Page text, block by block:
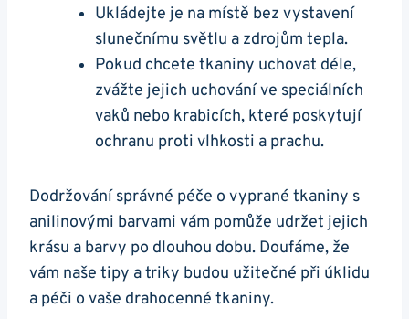
Ukládejte je na místě bez vystavení
slunečnímu světlu a zdrojům tepla.
Pokud chcete tkaniny uchovat déle,
zvážte jejich uchování ve speciálních
vaků nebo krabicích, které poskytují
ochranu proti vlhkosti a prachu.
Dodržování správné péče o vyprané tkaniny s
anilinovými barvami vám pomůže udržet jejich
krásu a barvy po dlouhou dobu. Doufáme, že
vám naše tipy a triky budou užitečné při úklidu
a péči o vaše drahocenné tkaniny.